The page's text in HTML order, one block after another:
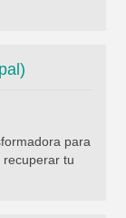
para
tu